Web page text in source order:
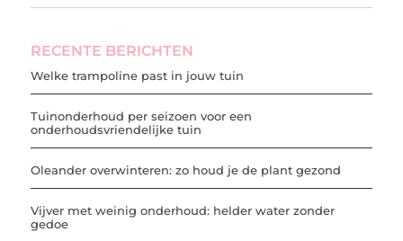
RECENTE BERICHTEN
Welke trampoline past in jouw tuin
Tuinonderhoud per seizoen voor een
onderhoudsvriendelijke tuin
Oleander overwinteren: zo houd je de plant gezond
Vijver met weinig onderhoud: helder water zonder
gedoe